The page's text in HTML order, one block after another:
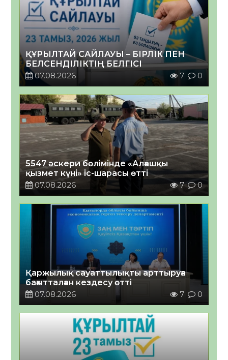
ҚҰРЫЛТАЙ САЙЛАУЫ – БІРЛІК ПЕН
БЕЛСЕНДІЛІКТІҢ БЕЛГІСІ
07.08.2026
7 0
5547 әскери бөлімінде «Алғашқы
қызмет күні» іс-шарасы өтті
07.08.2026
7 0
Қаржылық сауаттылықты арттыруға
бағытталған кездесу өтті
07.08.2026
7 0